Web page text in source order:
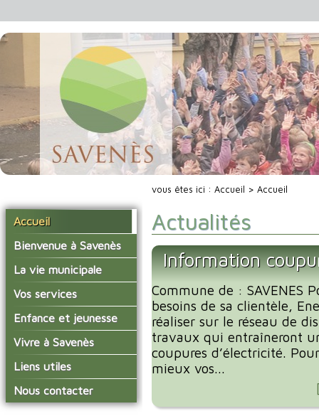
Accueil
Bienvenue à Savenès
Situer Savenès
Savenès en chiffre
L'histoire du village
Actualités de Savenès
sur ladepeche.fr
La vie municipale
Vos élus
Les compte-rendus du
conseil municipal
Les commissions
Les diverses
délégations/syndicats
L'urbanisme
Vos services
La mairie
Le service technique
Les services de l'école
Les installations
municipales
La collecte des ordures
Enfance et jeunesse
L'école primaire
La garderie et la cantine
Le temps périscolaire
La petite enfance
Vivre à Savenès
Agenda Salle des Fetes
Liens utiles
Communauté de
Communes Grand Sud
Tarn et Garonne
Nous contacter
vous êtes ici : Accueil > Accueil
Actualités
Information
Commune de : SAVENES
besoins de sa clientèle,
réaliser sur le réseau de
travaux qui entraîneront
coupures d’électricité.
mieux vos...